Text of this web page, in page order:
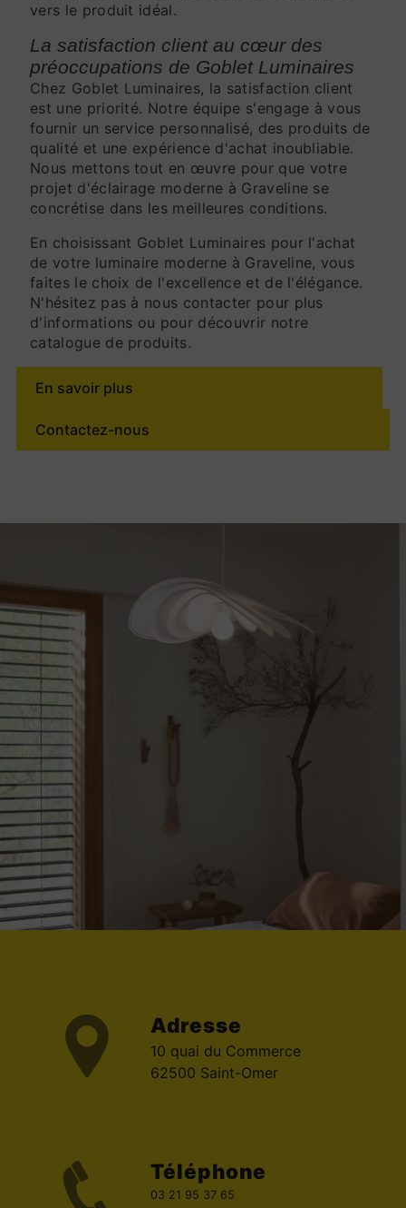
vers le produit idéal.
La satisfaction client au cœur des
préoccupations de Goblet Luminaires
Chez Goblet Luminaires, la satisfaction client
est une priorité. Notre équipe s'engage à vous
fournir un service personnalisé, des produits de
qualité et une expérience d'achat inoubliable.
Nous mettons tout en œuvre pour que votre
projet d'éclairage moderne à Graveline se
concrétise dans les meilleures conditions.
En choisissant Goblet Luminaires pour l'achat
de votre luminaire moderne à Graveline, vous
faites le choix de l'excellence et de l'élégance.
N'hésitez pas à nous contacter pour plus
d'informations ou pour découvrir notre
catalogue de produits.
En savoir plus
Contactez-nous
Adresse
10 quai du Commerce
62500 Saint-Omer
Téléphone
03 21 95 37 65